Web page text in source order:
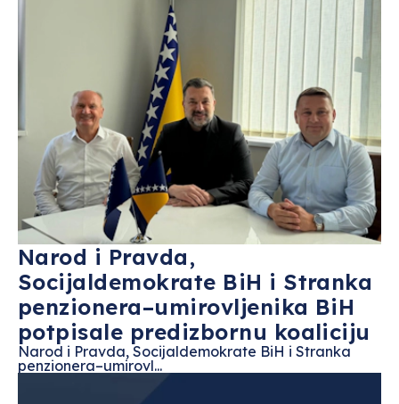
Narod i Pravda,
Socijaldemokrate BiH i Stranka
penzionera–umirovljenika BiH
potpisale predizbornu koaliciju
Narod i Pravda, Socijaldemokrate BiH i Stranka
penzionera–umirovl...